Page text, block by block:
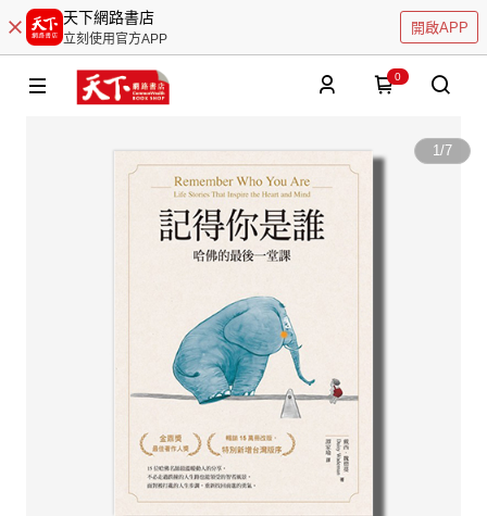
天下網路書店
立刻使用官方APP
開啟APP
0
1/7